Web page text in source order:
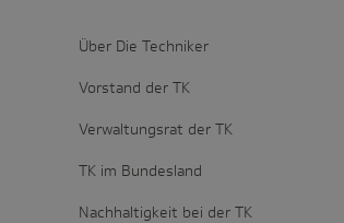
Über Die Techniker
Vorstand der TK
Verwaltungsrat der TK
TK im Bundesland
Nachhaltigkeit bei der TK